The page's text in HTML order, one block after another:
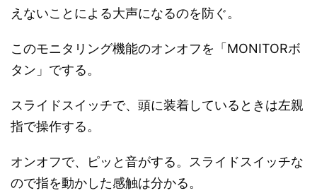
えないことによる大声になるのを防ぐ。
このモニタリング機能のオンオフを「MONITORボ
タン」でする。
スライドスイッチで、頭に装着しているときは左親
指で操作する。
オンオフで、ピッと音がする。スライドスイッチな
ので指を動かした感触は分かる。